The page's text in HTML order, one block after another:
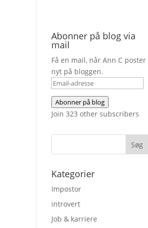
Abonner på blog via
mail
Få en mail, når Ann C poster
nyt på bloggen.
Email-
adresse
Abonner på blog
Join 323 other subscribers
Kategorier
Impostor
introvert
Job & karriere